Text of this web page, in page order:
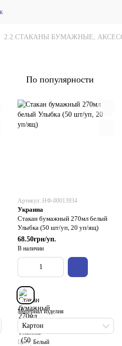
2.2.СТАКАНЫ БУМАЖНЫЕ,
По популярности
Артикул: НФ-00013934
Украина
Стакан бумажный 270мл белый
Улыбка (50 шт/уп, 20 уп/ящ)
68.50грн/уп.
В наличии
Материал изделия
Картон
Цвет Белый